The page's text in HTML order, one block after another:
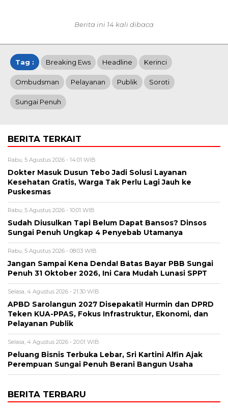
Berita ini 14 kali dibaca
Tag : Breaking Ews Headline Kerinci
Ombudsman Pelayanan Publik Soroti
Sungai Penuh
BERITA TERKAIT
Rabu, 5 Agustus 2026 - 14:01 WIB
Dokter Masuk Dusun Tebo Jadi Solusi Layanan
Kesehatan Gratis, Warga Tak Perlu Lagi Jauh ke
Puskesmas
Rabu, 5 Agustus 2026 - 10:01 WIB
Sudah Diusulkan Tapi Belum Dapat Bansos? Dinsos
Sungai Penuh Ungkap 4 Penyebab Utamanya
Rabu, 5 Agustus 2026 - 08:03 WIB
Jangan Sampai Kena Denda! Batas Bayar PBB Sungai
Penuh 31 Oktober 2026, Ini Cara Mudah Lunasi SPPT
Selasa, 4 Agustus 2026 - 21:30 WIB
APBD Sarolangun 2027 Disepakati! Hurmin dan DPRD
Teken KUA-PPAS, Fokus Infrastruktur, Ekonomi, dan
Pelayanan Publik
Selasa, 4 Agustus 2026 - 20:01 WIB
Peluang Bisnis Terbuka Lebar, Sri Kartini Alfin Ajak
Perempuan Sungai Penuh Berani Bangun Usaha
BERITA TERBARU